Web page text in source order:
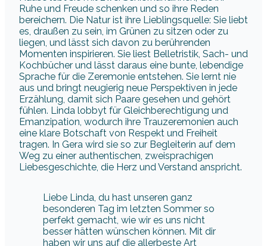
Ruhe und Freude schenken und so ihre Reden
bereichern. Die Natur ist ihre Lieblingsquelle: Sie liebt
es, draußen zu sein, im Grünen zu sitzen oder zu
liegen, und lässt sich davon zu berührenden
Momenten inspirieren. Sie liest Belletristik, Sach- und
Kochbücher und lässt daraus eine bunte, lebendige
Sprache für die Zeremonie entstehen. Sie lernt nie
aus und bringt neugierig neue Perspektiven in jede
Erzählung, damit sich Paare gesehen und gehört
fühlen. Linda lobbyt für Gleichberechtigung und
Emanzipation, wodurch ihre Trauzeremonien auch
eine klare Botschaft von Respekt und Freiheit
tragen. In Gera wird sie so zur Begleiterin auf dem
Weg zu einer authentischen, zweisprachigen
Liebesgeschichte, die Herz und Verstand anspricht.
Liebe Linda, du hast unseren ganz
besonderen Tag im letzten Sommer so
perfekt gemacht, wie wir es uns nicht
besser hätten wünschen können. Mit dir
haben wir uns auf die allerbeste Art